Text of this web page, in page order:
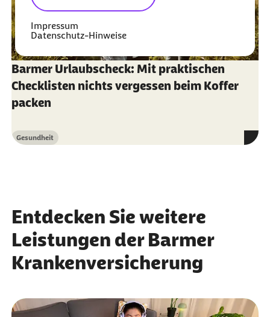
Impressum
Datenschutz-Hinweise
Barmer Urlaubscheck: Mit praktischen
Checklisten nichts vergessen beim Koffer
packen
Kategorie
Gesundheit
Entdecken Sie weitere
Leistungen der Barmer
Krankenversicherung